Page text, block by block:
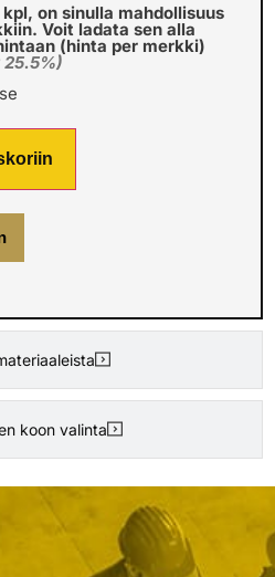
koon valinta
on sinulla mahdollisuus
Voit ladata sen alla
(hinta per merkki)